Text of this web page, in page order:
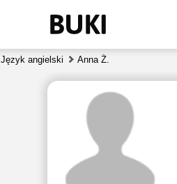
Język angielski Anna Ż.